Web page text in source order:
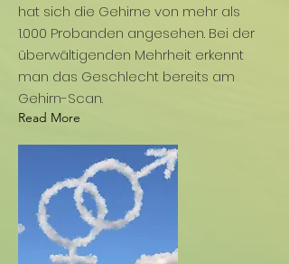
hat sich die Gehirne von mehr als
1.000 Probanden angesehen. Bei der
überwältigenden Mehrheit erkennt
man das Geschlecht bereits am
Gehirn-Scan.
Read More